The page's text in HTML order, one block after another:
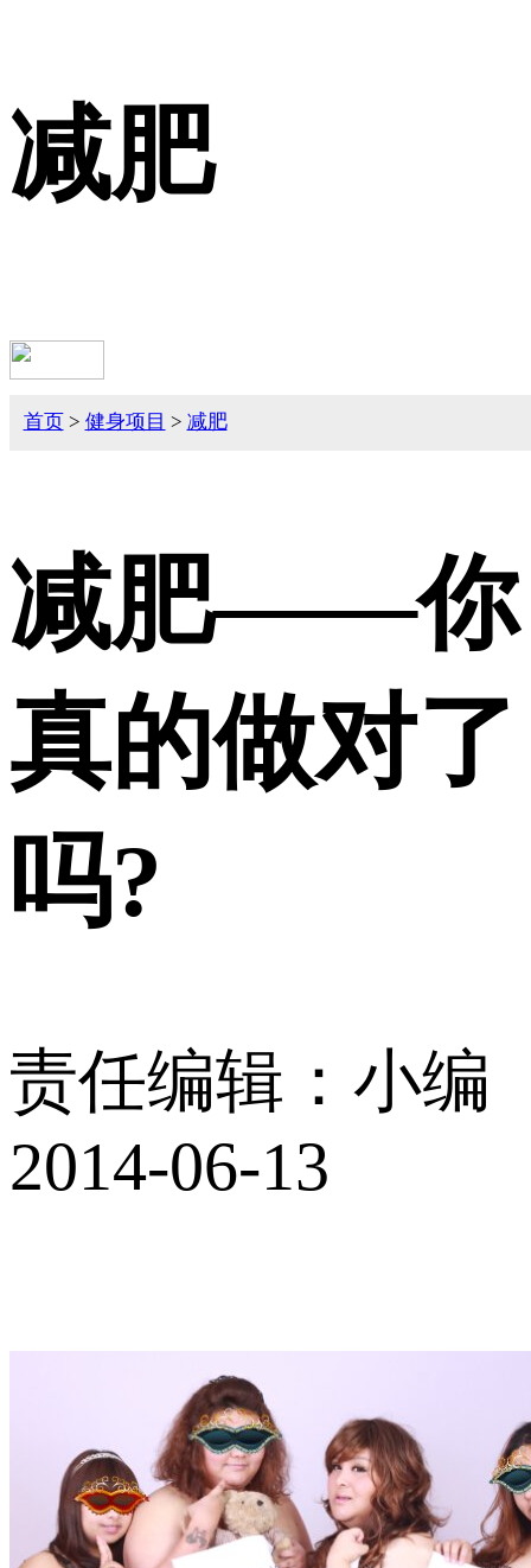
减肥
首页 > 健身项目 > 减肥
减肥——你
真的做对了
吗?
责任编辑：小编
2014-06-13